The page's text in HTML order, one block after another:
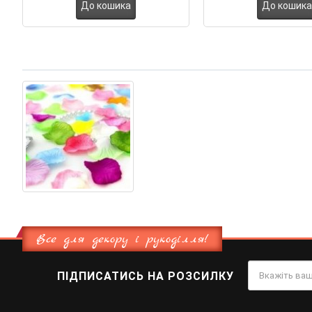
До кошика До кошика
Все для декору і рукоділля!
ПІДПИСАТИСЬ НА РОЗСИЛКУ